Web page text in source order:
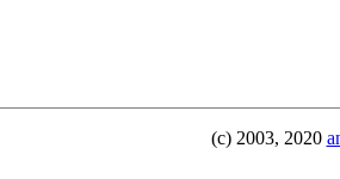
(c) 2003, 2020